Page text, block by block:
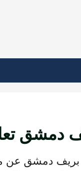
دمشق
بريف دمشق عن